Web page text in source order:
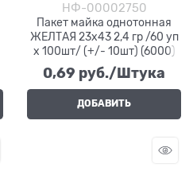
НФ-00002750
Пакет майка однотонная
ЖЕЛТАЯ 23х43 2,4 гр /60 уп
х 100шт/ (+/- 10шт) (6000)
0,69 руб./Штука
ДОБАВИТЬ